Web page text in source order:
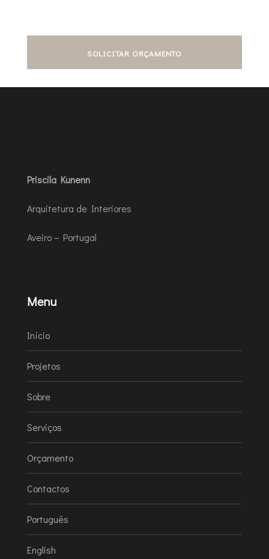
SOLICITAR ORÇAMENTO
Priscila Kunenn
Arquitetura de Interiores
Aveiro – Portugal
Menu
Início
Projetos
Sobre
Serviços
Orçamento
Contactos
Português
English